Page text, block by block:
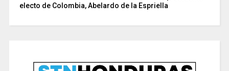
electo de Colombia, Abelardo de la Espriella